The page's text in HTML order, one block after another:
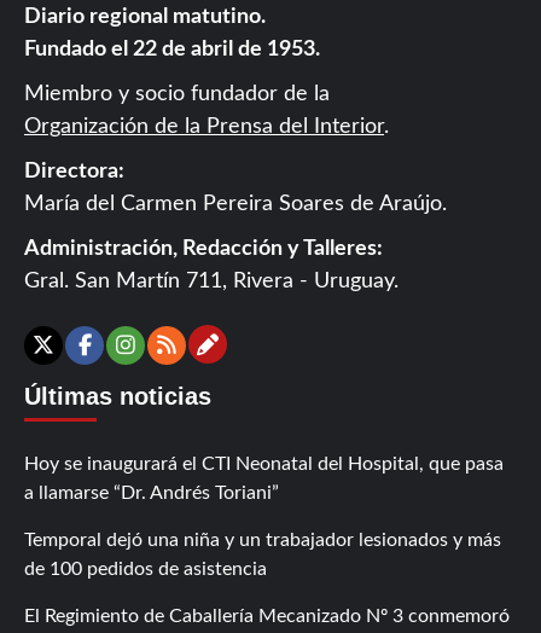
Diario regional matutino.
Fundado el 22 de abril de 1953.
Miembro y socio fundador de la
Organización de la Prensa del Interior.
Directora:
María del Carmen Pereira Soares de Araújo.
Administración, Redacción y Talleres:
Gral. San Martín 711, Rivera - Uruguay.
X Facebook
Instagram
RSSContáctanos
Últimas noticias
Hoy se inaugurará el CTI Neonatal del Hospital, que pasa
a llamarse “Dr. Andrés Toriani”
Temporal dejó una niña y un trabajador lesionados y más
de 100 pedidos de asistencia
El Regimiento de Caballería Mecanizado Nº 3 conmemoró